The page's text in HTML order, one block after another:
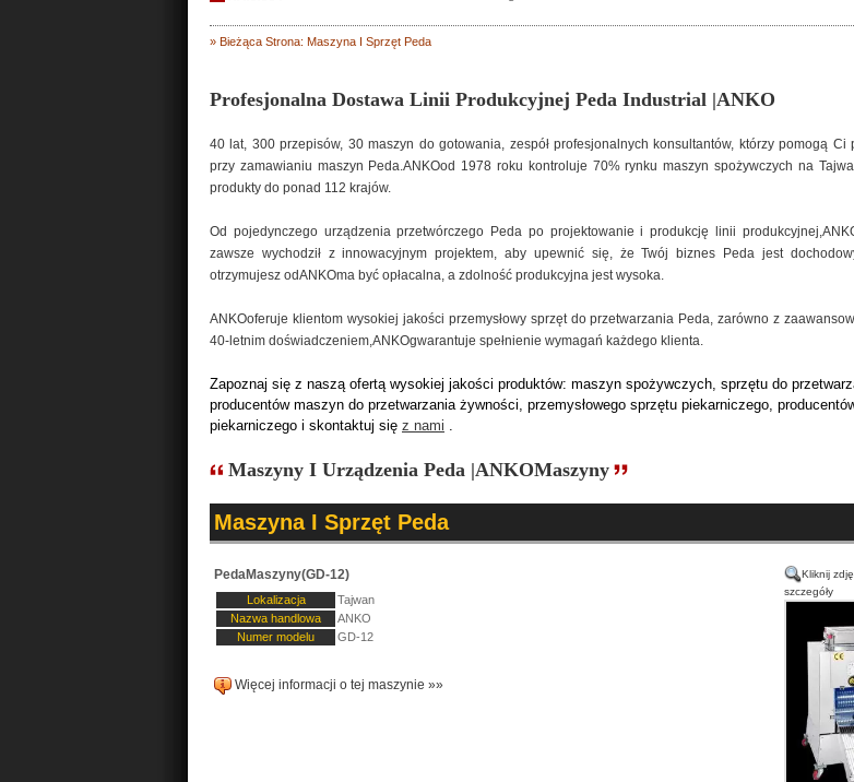
» Bieżąca Strona: Maszyna I Sprzęt Peda
Profesjonalna Dostawa Linii Produkcyjnej Peda Industrial |ANKO
40 lat, 300 przepisów, 30 maszyn do gotowania, zespół profesjonalnych konsultantów, którzy pomogą Ci
przy zamawianiu maszyn Peda.ANKOod 1978 roku kontroluje 70% rynku maszyn spożywczych na
produkty do ponad 112 krajów.
Od pojedynczego urządzenia przetwórczego Peda po projektowanie i produkcję linii
zawsze wychodził z innowacyjnym projektem, aby upewnić się, że Twój biznes Peda jest
otrzymujesz odANKOma być opłacalna, a zdolność produkcyjna jest wysoka.
ANKOoferuje klientom wysokiej jakości przemysłowy sprzęt do przetwarzania Peda, zarówno z
40-letnim doświadczeniem,ANKOgwarantuje spełnienie wymagań każdego klienta.
Zapoznaj się z naszą ofertą wysokiej jakości produktów: maszyn spożywczych, sprzętu do
producentów maszyn do przetwarzania żywności, przemysłowego sprzętu piekarniczego,
piekarniczego i skontaktuj się z nami .
Maszyny I Urządzenia Peda |ANKOMaszyny
Maszyna I Sprzęt Peda
Kliknij
szczegóły
PedaMaszyny(GD-12)
Lokalizacja
Tajwan
Nazwa handlowa
ANKO
Numer modelu
GD-12
Więcej informacji o tej maszynie »»